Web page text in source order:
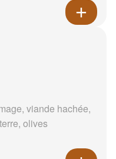
viande hachée,
olives